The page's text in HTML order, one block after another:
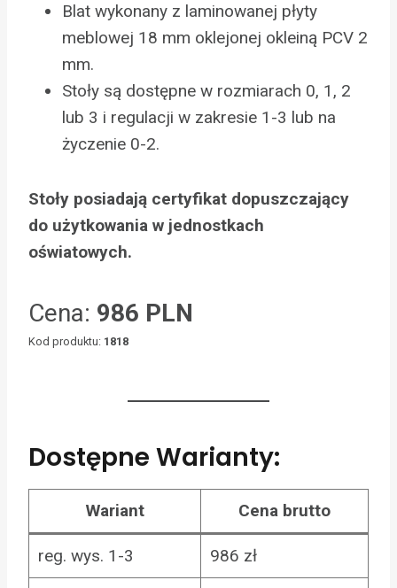
Blat wykonany z laminowanej płyty
meblowej 18 mm oklejonej okleiną PCV 2
mm.
Stoły są dostępne w rozmiarach 0, 1, 2
lub 3 i regulacji w zakresie 1-3 lub na
życzenie 0-2.
Stoły posiadają certyfikat dopuszczający
do użytkowania w jednostkach
oświatowych.
Cena: 986 PLN
Kod produktu: 1818
Dostępne Warianty:
Wariant Cena brutto
reg. wys. 1-3 986 zł